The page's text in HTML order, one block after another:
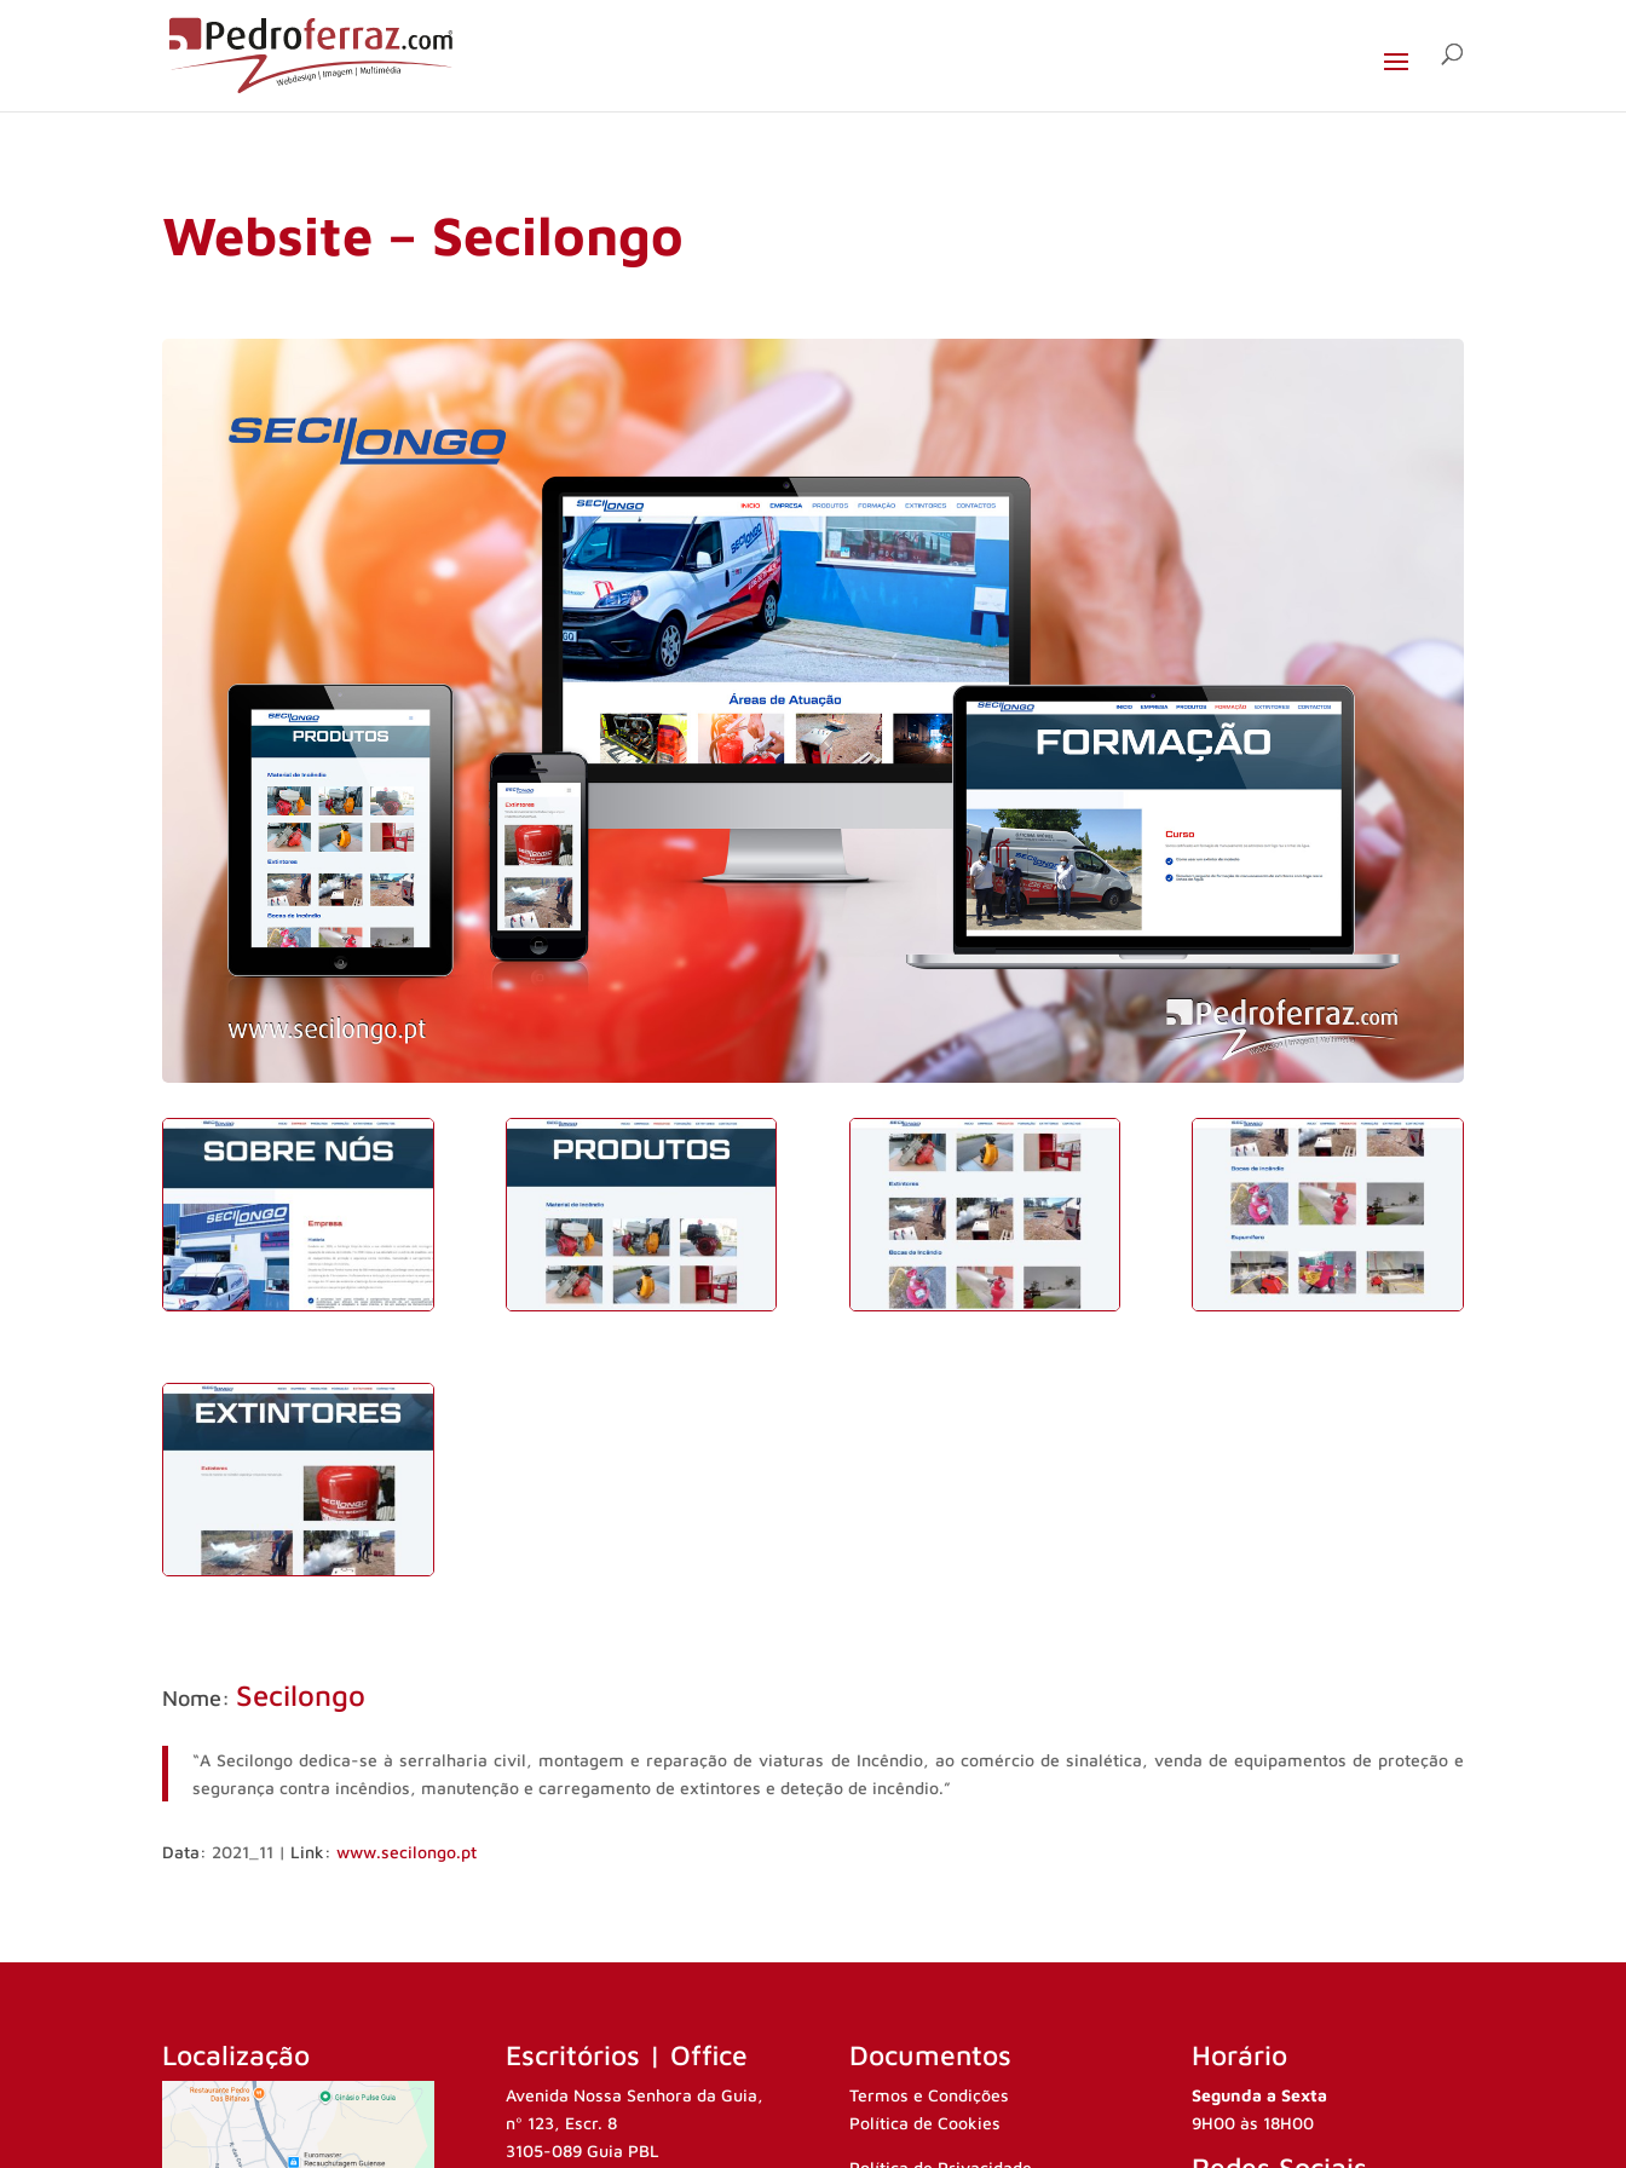
Website – Secilongo
Nome: Secilongo
“A Secilongo dedica-se à serralharia civil, montagem e reparação de viaturas de Incêndio, ao comércio de sinalética, venda de equipamentos de proteção e
segurança contra incêndios, manutenção e carregamento de extintores e deteção de incêndio.”
Data: 2021_11 | Link: www.secilongo.pt
Localização Escritórios | Office
Avenida Nossa Senhora da Guia,
nº 123, Escr. 8
3105-089 Guia PBL
Documentos
Termos e Condições
Política de Cookies
Horário
Segunda a Sexta
9H00 às 18H00